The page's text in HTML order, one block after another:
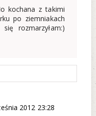
kochana z takimi
po ziemniakach
rozmarzyłam:)
2012 23:28